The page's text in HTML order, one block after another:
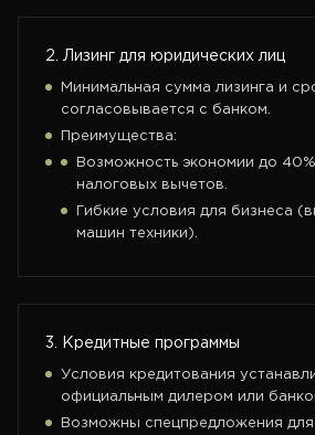
2. Лизинг для юридических лиц
Минимальная сумма лизинга и
согласовывается с банком.
Преимущества:
Возможность экономии до 40%
налоговых вычетов.
Гибкие условия для бизнеса
машин техники).
3. Кредитные программы
Условия кредитования
официальным дилером или
Возможны спецпредложения